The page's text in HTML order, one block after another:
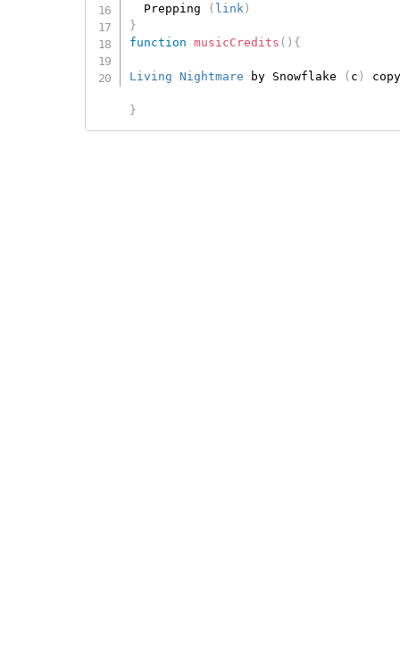
  Prepping
( link )
}
function
musicCredits ( ) {
Living Nightmare by Snowflake ( c )
}